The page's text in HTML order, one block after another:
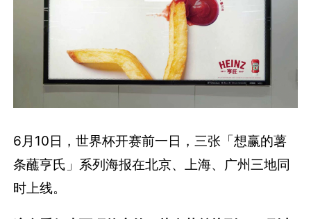
6月10日，世界杯开赛前一日，三张「想赢的薯
条蘸亨氏」系列海报在北京、上海、广州三地同
时上线。